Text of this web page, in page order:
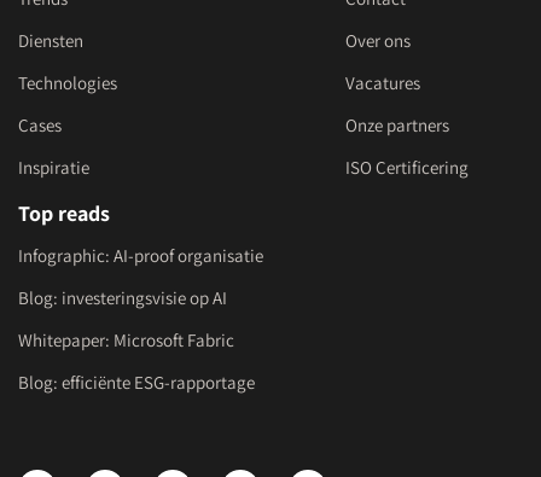
Diensten
Technologies
Cases
Inspiratie
Over ons
Vacatures
Onze partners
ISO Certificering
Top reads
Infographic: AI-proof organisatie
Blog: investeringsvisie op AI
Whitepaper: Microsoft Fabric
Blog: efficiënte ESG-rapportage